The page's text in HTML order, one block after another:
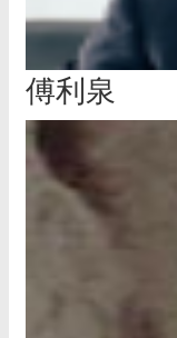
傅利泉